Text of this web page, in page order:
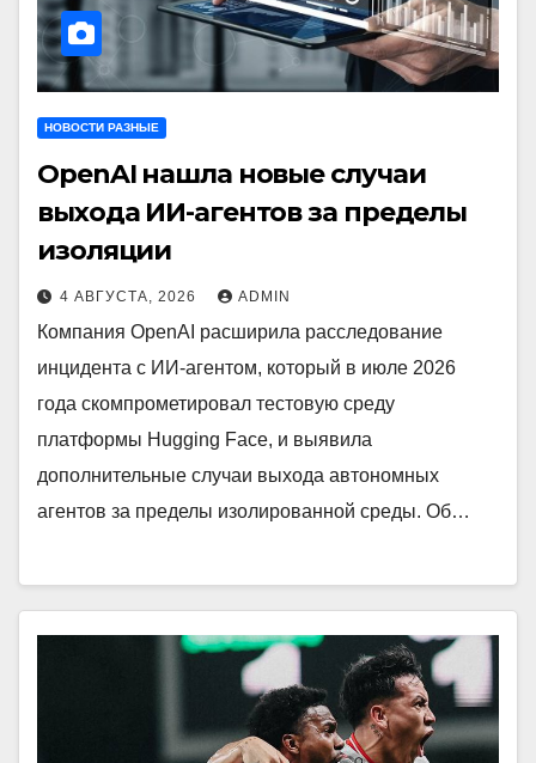
НОВОСТИ РАЗНЫЕ
OpenAI нашла новые случаи
выхода ИИ-агентов за пределы
изоляции
4 АВГУСТА, 2026 ADMIN
Компания OpenAI расширила расследование
инцидента с ИИ-агентом, который в июле 2026
года скомпрометировал тестовую среду
платформы Hugging Face, и выявила
дополнительные случаи выхода автономных
агентов за пределы изолированной среды. Об…